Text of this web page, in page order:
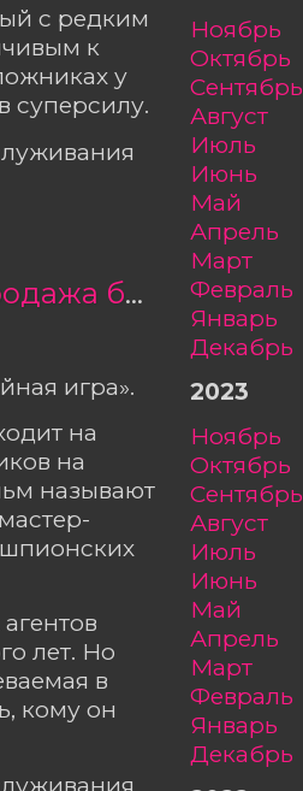
с редким
к
у
суперсилу.
«Чёрный чемодан — двойная игра» — открыта продажа билетов
игра».
на
на
называют
лет. Но
в
кому он
ноябрь
октябрь
сентябрь
август
июль
июнь
май
апрель
март
февраль
январь
декабрь
2023
ноябрь
октябрь
сентябрь
август
июль
июнь
май
апрель
март
февраль
январь
декабрь